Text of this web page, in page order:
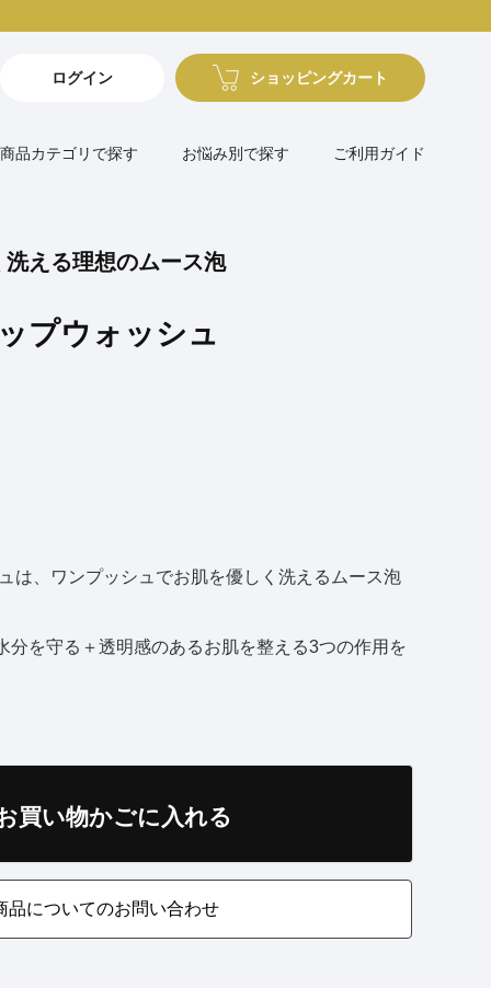
ログイン ショッピングカート
商品カテゴリで探す お悩み別で探す ご利用ガイド
える理想のムース泡
プウォッシュ
は、ワンプッシュでお肌を優しく洗えるムース泡
分を守る＋透明感のあるお肌を整える3つの作用を
買い物かごに入れる
品についてのお問い合わせ